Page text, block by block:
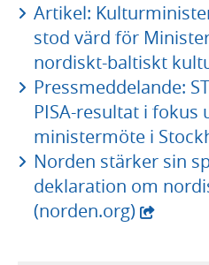
Artikel:
stod värd för
nordiskt-baltiskt
Pressmeddelande:
PISA-resultat i fokus
ministermöte i
Norden stärker sin
deklaration om
(norden.org)